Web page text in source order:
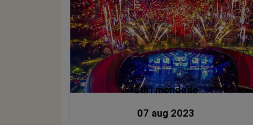
Stiri mondene
07 aug 2023